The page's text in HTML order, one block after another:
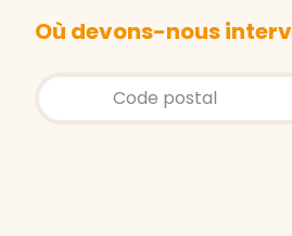
Où devons-nous
Store locator global -
Rechercher